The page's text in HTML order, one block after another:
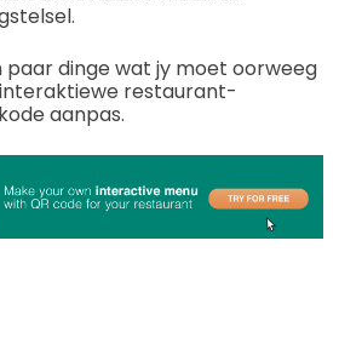
paar dinge wat jy moet oorweeg
restaurant-
aanpas.